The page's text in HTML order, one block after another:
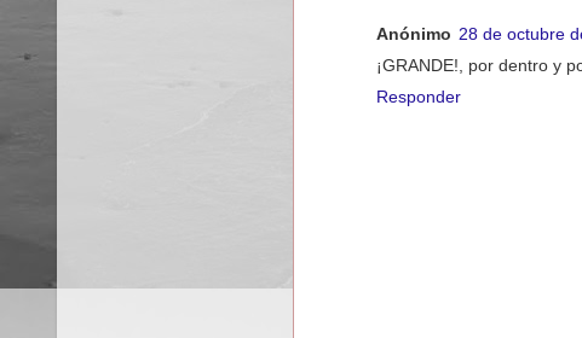
Anónimo 28 de octubre
¡GRANDE!, por dentro y
Responder